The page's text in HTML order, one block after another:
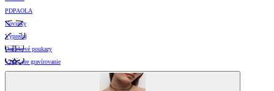
PDPAOLA
Novinky
Výpredaj
Darčekové poukazy
Vzory pre gravírovanie